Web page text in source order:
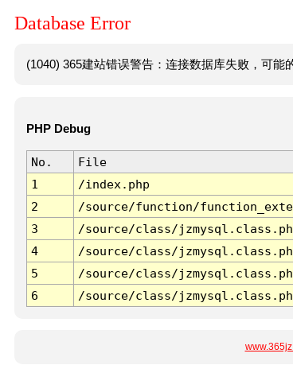
Database Error
(1040) 365建站错误警告：连接数据库失败，可能
PHP Debug
No. File
1
/index.php
2
/source/function/
3
/source/class/
4
/source/class/
5
/source/class/
6
/source/class/